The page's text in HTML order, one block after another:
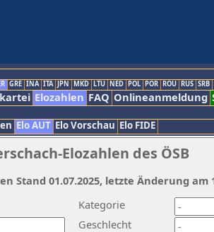
GRE INA ITA JPN MKD LTU NED POL POR ROU RUS SRB
Elozahlen FAQ Onlineanmeldung
Elo AUT Elo Vorschau Elo FIDE
Elozahlen des ÖSB
Kategorie
Geschlecht
Stand 01.07.2025, letzte Änderung